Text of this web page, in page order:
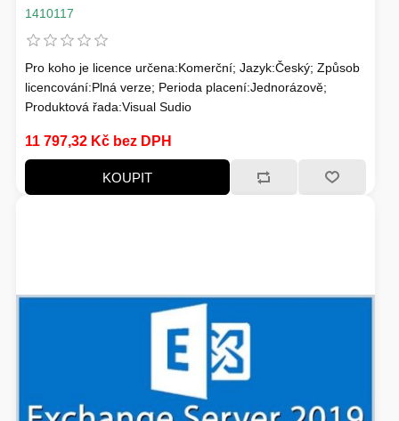
1410117
Pro koho je licence určena:Komerční; Jazyk:Český; Způsob
licencování:Plná verze; Perioda placení:Jednorázově;
Produktová řada:Visual Sudio
11 797,32 Kč bez DPH
KOUPIT